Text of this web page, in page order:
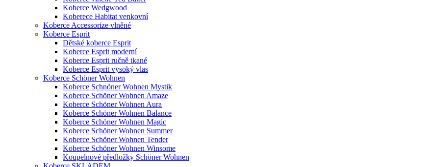
Koberce Wedgwood
Koberece Habitat venkovní
Koberce Accessorize vlněné
Koberce Esprit
Dětské koberce Esprit
Koberce Esprit moderní
Koberce Esprit ručně tkané
Koberce Esprit vysoký vlas
Koberce Schöner Wohnen
Koberce Schnöner Wohnen Mystik
Koberce Schöner Wohnen Amaze
Koberce Schöner Wohnen Aura
Koberce Schöner Wohnen Balance
Koberce Schöner Wohnen Magic
Koberce Schöner Wohnen Summer
Koberce Schöner Wohnen Tender
Koberce Schöner Wohnen Winsome
Koupelnové předložky Schöner Wohnen